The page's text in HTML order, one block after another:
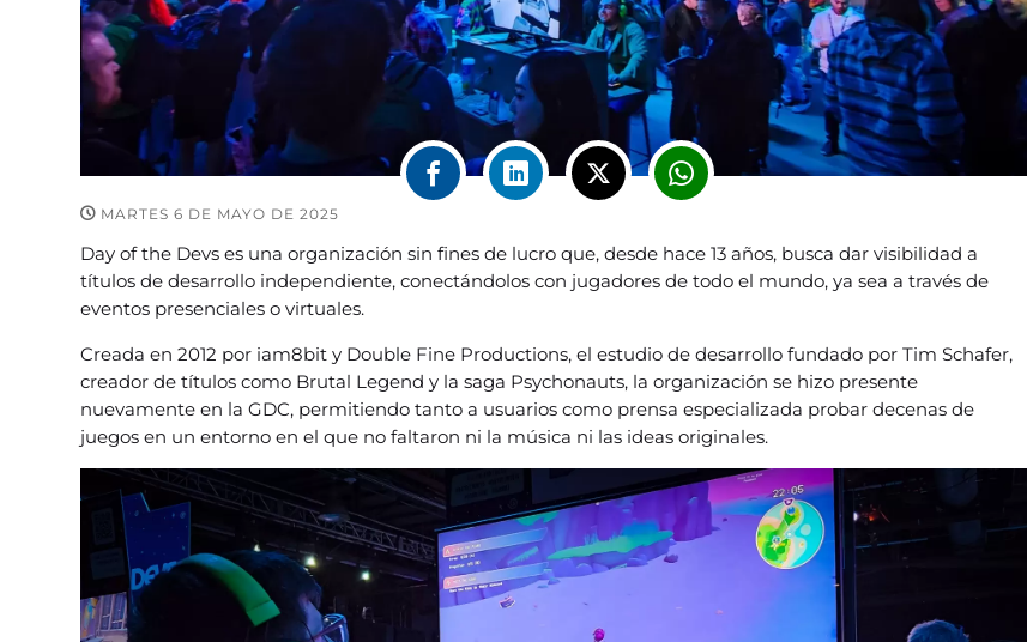
MARTES 6 DE MAYO DE 2025
Day of the Devs es una organización sin fines de lucro que, desde hace 13 años, busca dar visibilidad a
títulos de desarrollo independiente, conectándolos con jugadores de todo el mundo, ya sea a través de
eventos presenciales o virtuales.
Creada en 2012 por iam8bit y Double Fine Productions, el estudio de desarrollo fundado por Tim Schafer,
creador de títulos como Brutal Legend y la saga Psychonauts, la organización se hizo presente
nuevamente en la GDC, permitiendo tanto a usuarios como prensa especializada probar decenas de
juegos en un entorno en el que no faltaron ni la música ni las ideas originales.